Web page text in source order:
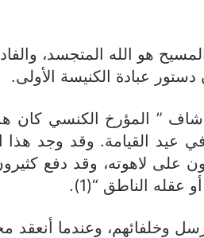
هو الله المتجسد،
عبادة الكنيسة الأولى.
” المؤرخ الكنسي كان
في عيد القيامة. وقد وجد
على لاهوته، وقد دفع
الناطق “(1).
وخلفائهم، وعندما أنعقد